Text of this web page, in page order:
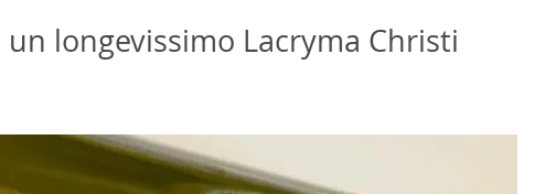
longevissimo Lacryma Christi